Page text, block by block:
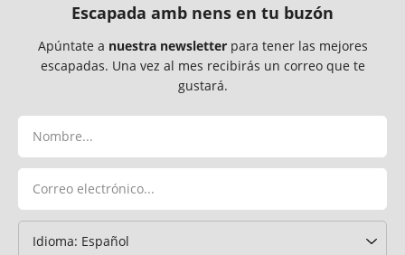
Escapada amb nens en tu buzón
Apúntate a nuestra newsletterpara tener las mejores
escapadas. Una vez al mes recibirás un correo que te
gustará.